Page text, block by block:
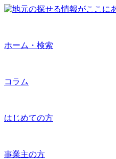
ホーム・検索
コラム
はじめての方
事業主の方